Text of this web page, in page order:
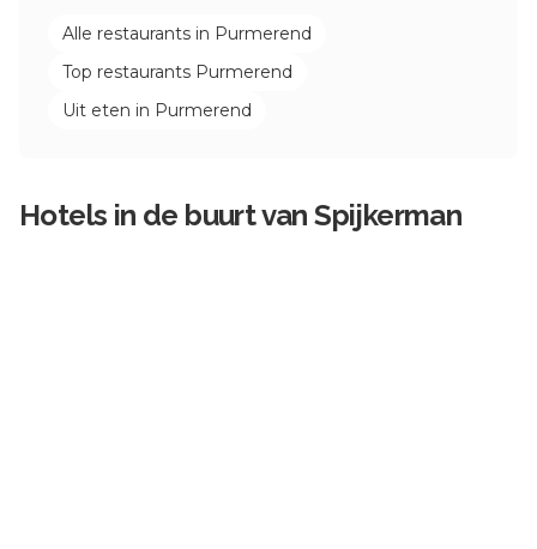
Alle restaurants in Purmerend
Top restaurants Purmerend
Uit eten in Purmerend
Hotels in de buurt vanSpijkerman